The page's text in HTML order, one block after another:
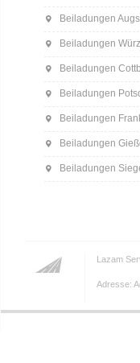
Beiladungen
Beiladungen
Beiladungen
Beiladungen
Beiladungen
Beiladungen
Beiladungen
Lazam
Adresse: